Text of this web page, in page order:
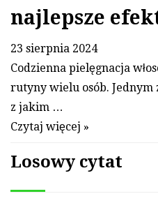
najlepsze
23 sierpnia 2024
Codzienna pielęgnacja
rutyny wielu osób.
z jakim …
Czytaj więcej »
Losowy cytat